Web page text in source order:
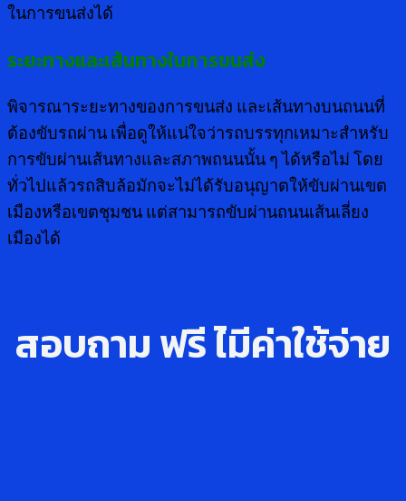
ในการขนส่งได้
ระยะทางและเส้นทางในการขนส่ง
พิจารณาระยะทางของการขนส่ง และเส้นทางบนถนนที่
ต้องขับรถผ่าน เพื่อดูให้แน่ใจว่ารถบรรทุกเหมาะสำหรับ
การขับผ่านเส้นทางและสภาพถนนนั้น ๆ ได้หรือไม่ โดย
ทั่วไปแล้วรถสิบล้อมักจะไม่ได้รับอนุญาตให้ขับผ่านเขต
เมืองหรือเขตชุมชน แต่สามารถขับผ่านถนนเส้นเลี่ยง
เมืองได้
สอบถาม ฟรี ไ่มีค่าใช้จ่าย